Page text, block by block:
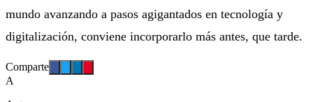
mundo avanzando a pasos agigantados en tecnología y
digitalización, conviene incorporarlo más antes, que tarde.
Comparte
A